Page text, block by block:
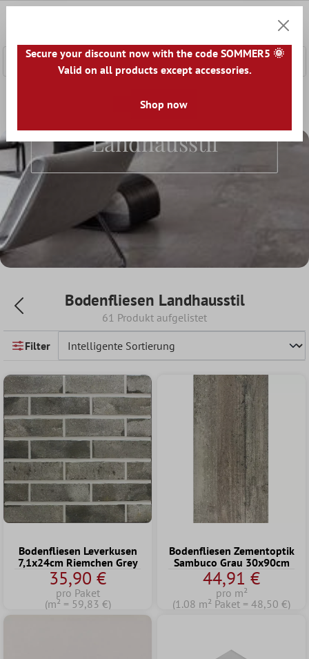
Stil Bodenfliesen Landhausstil
Bodenfliesen
Landhausstil
Bodenfliesen Landhausstil
61 Produkt aufgelistet
Filter
Bodenfliesen Leverkusen
7,1x24cm Riemchen Grey
35,90 €
pro Paket
(m² = 59,83 €)
Bodenfliesen Zementoptik
Sambuco Grau 30x90cm
44,91 €
pro m²
(1.08 m² Paket = 48,50 €)
Secure your discount now with the code SOMMER5 🌞
Valid on all products except accessories.
Shop now